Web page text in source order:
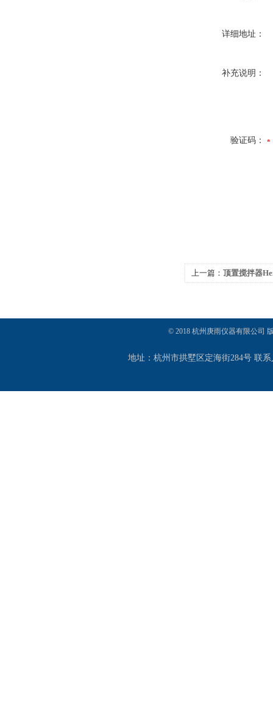
详细地址：
补充说明：
验证码：
上一篇： 顶置搅拌器
© 2018 杭州庚雨仪器有限公司
地址：杭州市拱墅区定海街284号 联